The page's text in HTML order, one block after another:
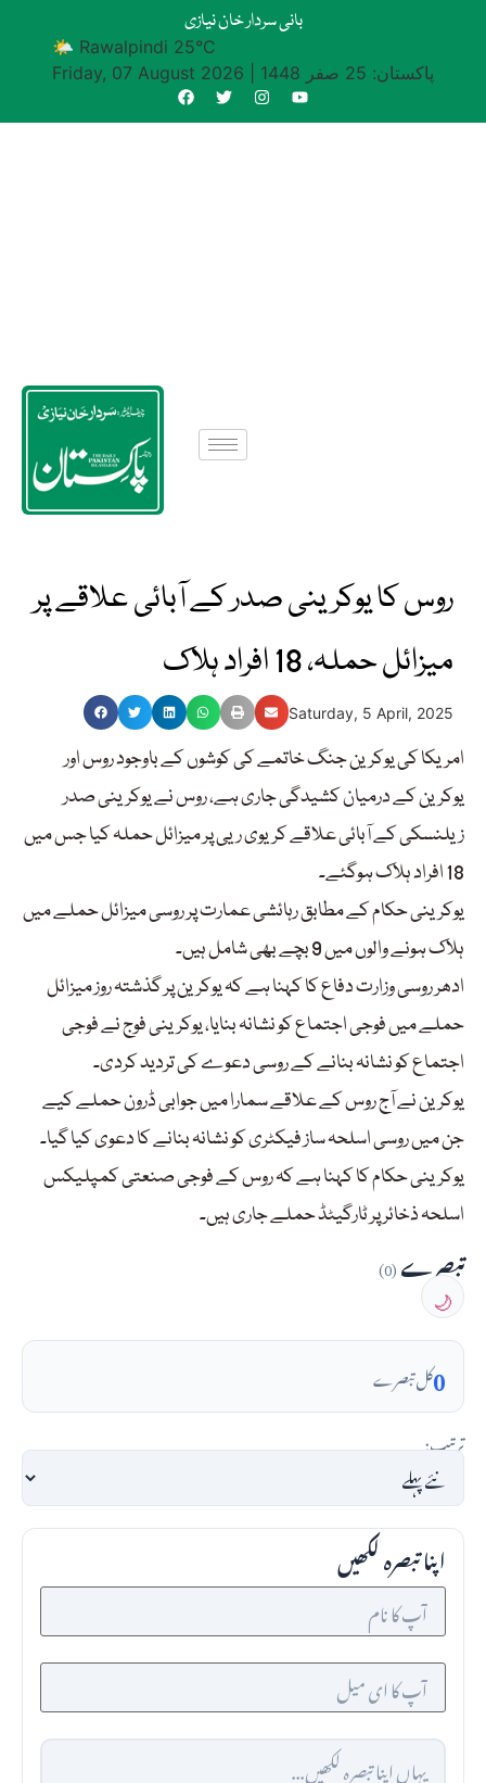
بانی سردار خان نیازی
🌤 Rawalpindi 25°C
Friday, 07 August 2026
پاکستان: 25 صفر 1448
روس کا یوکرینی صدر کے آبائی علاقے پر
میزائل حملہ، 18 افراد ہلاک
Saturday, 5 April, 2025
امریکا کی یوکرین جنگ خاتمے کی کوشوں کے باوجود روس اور
یوکرین کے درمیان کشیدگی جاری ہے، روس نے یوکرینی صدر
زیلنسکی کے آبائی علاقے کریوی ریی پر میزائل حملہ کیا جس میں
18 افراد ہلاک ہوگئے۔
یوکرینی حکام کے مطابق رہائشی عمارت پر روسی میزائل حملے میں
ہلاک ہونے والوں میں 9 بچے بھی شامل ہیں۔
ادھر روسی وزارت دفاع کا کہنا ہے کہ یوکرین پر گذشتہ روز میزائل
حملے میں فوجی اجتماع کو نشانہ بنایا، یوکرینی فوج نے فوجی
اجتماع کو نشانہ بنانے کے روسی دعوے کی تردید کردی۔
یوکرین نے آج روس کے علاقے سمارا میں جوابی ڈرون حملے کیے
جن میں روسی اسلحہ ساز فیکٹری کو نشانہ بنانے کا دعوی کیا گیا۔
یوکرینی حکام کا کہنا ہے کہ روس کے فوجی صنعتی کمپلیکس
اسلحہ ذخائر پر ٹارگیٹڈ حملے جاری ہیں۔
تبصرے(0)
🌙
0کل تبصرے
ترتیب:
اپنا تبصرہ لکھیں